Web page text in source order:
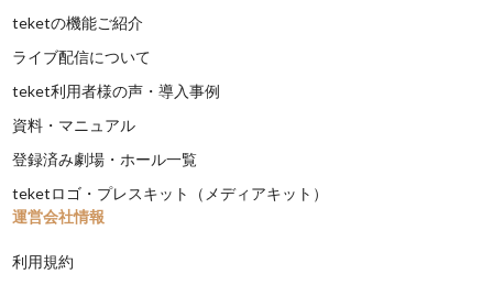
teketの機能ご紹介
ライブ配信について
teket利用者様の声・導入事例
資料・マニュアル
登録済み劇場・ホール一覧
teketロゴ・プレスキット（メディアキット）
運営会社情報
利用規約